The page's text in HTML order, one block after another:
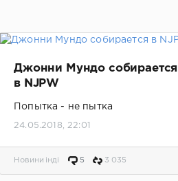
Джонни Мундо собирается
в NJPW
Попытка - не пытка
24.05.2018, 22:01
Новини інді 5 3 035